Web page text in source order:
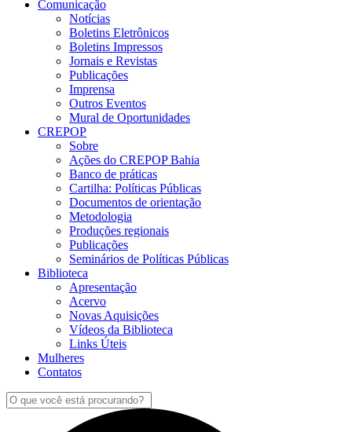
Comunicação
Notícias
Boletins Eletrônicos
Boletins Impressos
Jornais e Revistas
Publicações
Imprensa
Outros Eventos
Mural de Oportunidades
CREPOP
Sobre
Ações do CREPOP Bahia
Banco de práticas
Cartilha: Políticas Públicas
Documentos de orientação
Metodologia
Produções regionais
Publicações
Seminários de Políticas Públicas
Biblioteca
Apresentação
Acervo
Novas Aquisições
Vídeos da Biblioteca
Links Úteis
Mulheres
Contatos